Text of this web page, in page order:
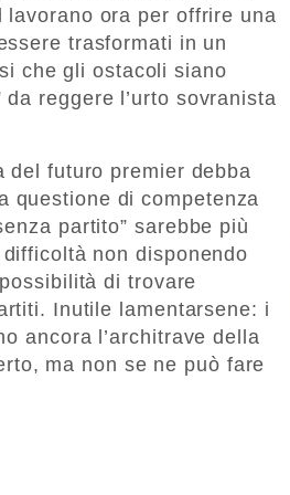
ora per offrire una
trasformati in un
che gli ostacoli siano
reggere l’urto sovranista
futuro premier debba
questione di competenza
partito” sarebbe più
non disponendo
di trovare
Inutile lamentarsene: i
ancora l’architrave della
ma non se ne può fare